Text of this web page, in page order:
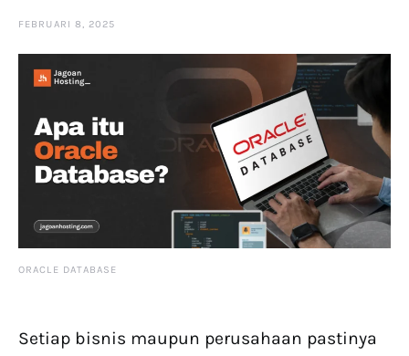
FEBRUARI 8, 2025
ORACLE DATABASE
Setiap bisnis maupun perusahaan pastinya